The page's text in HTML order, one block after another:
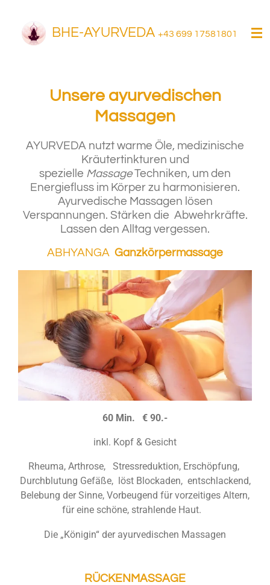
Hauptinhalt
springen
BHE-AYURVEDA +43 699 17581801
Unsere ayurvedischen
Massagen
AYURVEDA nutzt warme Öle, medizinische
Kräutertinkturen und
spezielle MassageTechniken, um den
Energiefluss im Körper zu harmonisieren.
Ayurvedische Massagen lösen
Verspannungen. Stärken die Abwehrkräfte.
Lassen den Alltag vergessen.
ABHYANGA Ganzkörpermassage
60 Min. € 90.-
inkl. Kopf & Gesicht
Rheuma, Arthrose, Stressreduktion, Erschöpfung,
Durchblutung Gefäße, löst Blockaden, entschlackend,
Belebung der Sinne, Vorbeugend für vorzeitiges Altern,
für eine schöne, strahlende Haut.
Die „Königin“ der ayurvedischen Massagen
RÜCKENMASSAGE